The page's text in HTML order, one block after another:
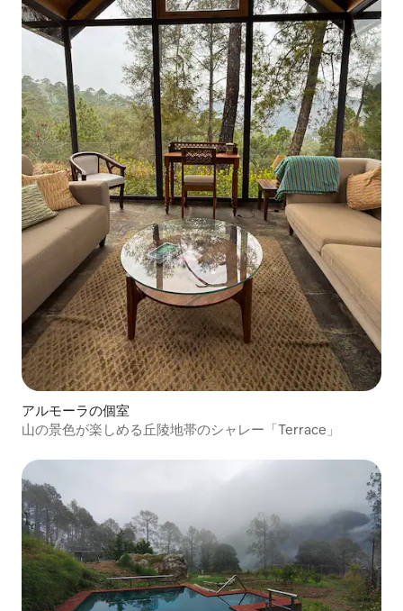
アルモーラの個室
山の景色が楽しめる丘陵地帯のシャレー「Terrace」